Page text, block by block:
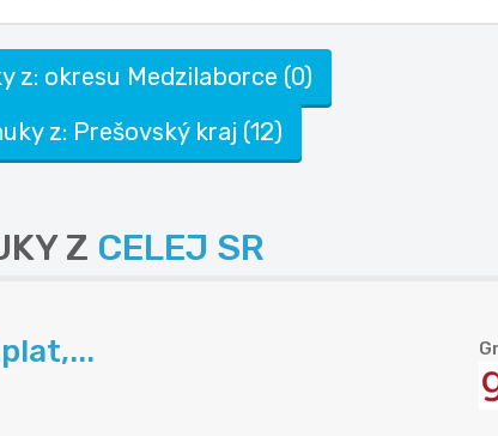
z: okresu Medzilaborce (0)
z: Prešovský kraj (12)
Z CELEJ SR